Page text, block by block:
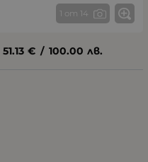
1 от 14
51.13 € / 100.00 лв.